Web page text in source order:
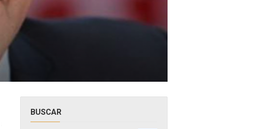
BUSCAR